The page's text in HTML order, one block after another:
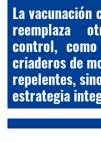
La vacunación
reemplaza
control,
criaderos de
repelentes,
estrategia